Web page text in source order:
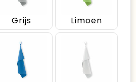
Grijs Limoen